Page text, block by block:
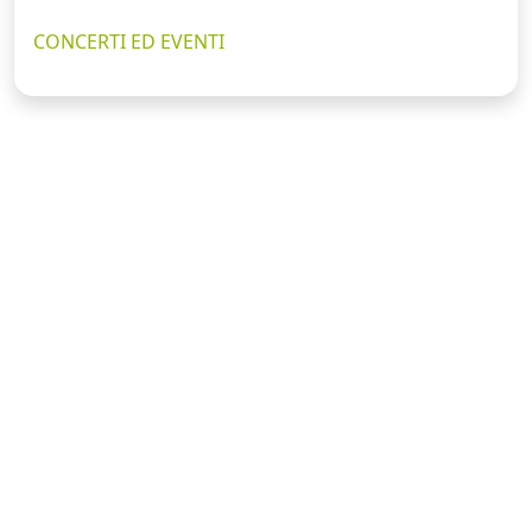
CONCERTI ED EVENTI